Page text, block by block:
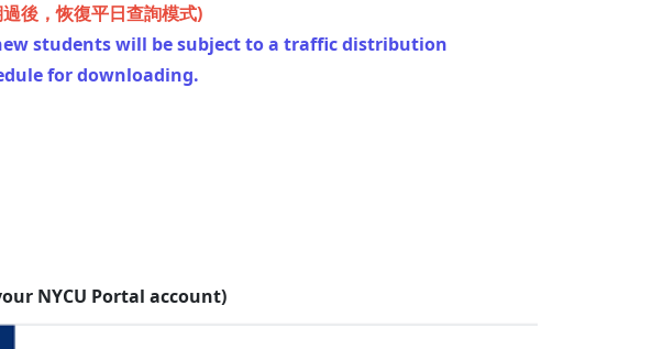
後，恢復平日查詢模式)
students will be subject to a traffic distribution
for downloading.
NYCU Portal account)